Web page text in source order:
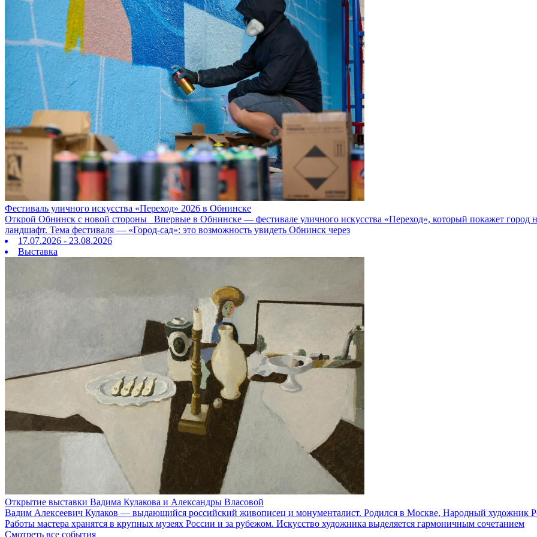
Фестиваль уличного искусства «Переход» 2026 в Обнинске
Открой Обнинск с новой стороны Впервые в Обнинске — фестивале уличного искусства «Переход», который покажет город
ландшафт. Тема фестиваля — «Город‑сад»: это возможность увидеть Обнинск через
17.07.2026 - 23.08.2026
Выставка
Открытие выставки Вадима Кулакова и Александры Власовой
Вадим Алексеевич Кулаков — выдающийся российский живописец и монументалист. Родился в Москве, Народный художник
Работы мастера хранятся в крупных музеях России и за рубежом. Искусство художника выделяется гармоничным сочетанием
Смотреть все события